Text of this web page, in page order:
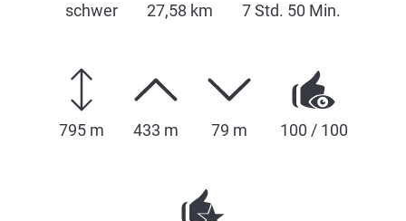
schwer 27,58 km 7 Std. 50 Min.
795 m 433 m 79 m 100 / 100